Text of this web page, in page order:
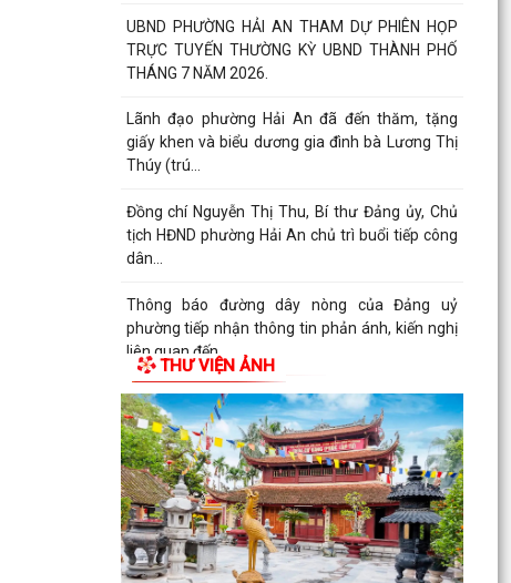
UBND PHƯỜNG HẢI AN THAM DỰ PHIÊN HỌP
TRỰC TUYẾN THƯỜNG KỲ UBND THÀNH PHỐ
THÁNG 7 NĂM 2026.
Lãnh đạo phường Hải An đã đến thăm, tặng
giấy khen và biểu dương gia đình bà Lương Thị
Thúy (trú...
Đồng chí Nguyễn Thị Thu, Bí thư Đảng ủy, Chủ
tịch HĐND phường Hải An chủ trì buổi tiếp công
dân...
Thông báo đường dây nòng của Đảng uỷ
phường tiếp nhận thông tin phản ánh, kiến nghị
liên quan đến...
Đảng ủy phường Hải An đánh giá toàn diện kết
quả thực hiện tháng 7, quyết tâm bứt phá hoàn
thành...
Đồng chí Nguyễn Thị Thu, Bí thư Đảng ủy, Chủ
tịch HĐND phường Hải An chủ trì buổi tiếp công
dân...
THƯ VIỆN ẢNH